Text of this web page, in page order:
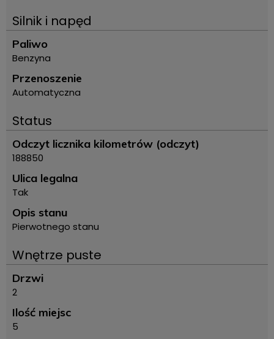
Silnik i napęd
Paliwo
Benzyna
Przenoszenie
Automatyczna
Status
Odczyt licznika kilometrów (odczyt)
188850
Ulica legalna
Tak
Opis stanu
Pierwotnego stanu
Wnętrze puste
Drzwi
2
Ilość miejsc
5